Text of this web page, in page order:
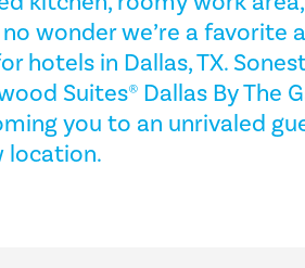
no wonder we’re a favorite
hotels in Dallas, TX.
Suites® Dallas By The
you to an unrivaled
location.